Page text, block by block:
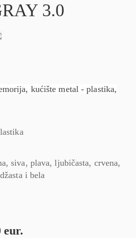
3.0
kućište metal - plastika,
siva, plava, ljubičasta, crvena,
i bela
eur.